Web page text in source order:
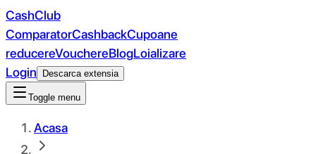
CashClub
ComparatorCashbackCupoane
reducereVouchereBlogLoializare
Login
Descarca extensia
Toggle menu
Acasa